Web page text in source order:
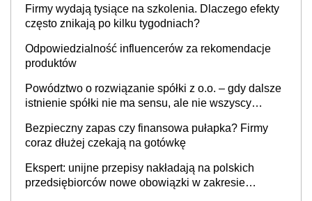
Firmy wydają tysiące na szkolenia. Dlaczego efekty
często znikają po kilku tygodniach?
Odpowiedzialność influencerów za rekomendacje
produktów
Powództwo o rozwiązanie spółki z o.o. – gdy dalsze
istnienie spółki nie ma sensu, ale nie wszyscy
Bezpieczny zapas czy finansowa pułapka? Firmy
coraz dłużej czekają na gotówkę
Ekspert: unijne przepisy nakładają na polskich
przedsiębiorców nowe obowiązki w zakresie